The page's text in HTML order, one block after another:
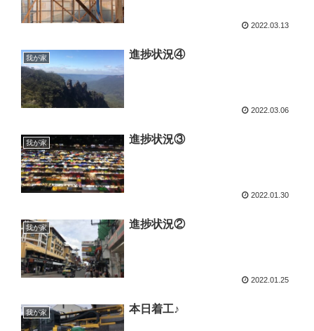
2022.03.13
我が家 進捗状況④
2022.03.06
我が家 進捗状況③
2022.01.30
我が家 進捗状況②
2022.01.25
我が家 本日着工♪